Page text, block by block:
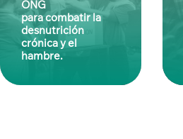
ONG
para combatir la
desnutrición
crónica y el
hambre.